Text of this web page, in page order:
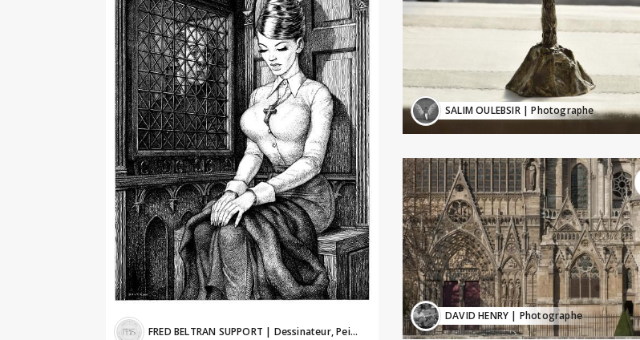
FRED BELTRAN SUPPORT | Dessinateur, Peintre, Artiste numérique
SALIM OULEBSIR| Photographe
DAVID HENRY | Photographe